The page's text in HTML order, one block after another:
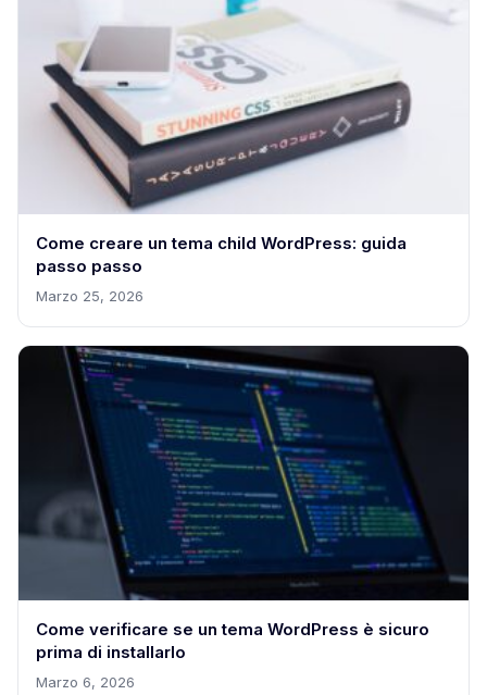
Come creare un tema child WordPress: guida
passo passo
Marzo 25, 2026
Come verificare se un tema WordPress è sicuro
prima di installarlo
Marzo 6, 2026